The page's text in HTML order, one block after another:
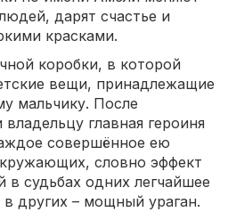
дарят счастье и
красками.
коробки, в которой
вещи, принадлежащие
мальчику. После
главная героиня
совершённое ею
словно эффект
судьбах одних легчайшее
других – мощный ураган.